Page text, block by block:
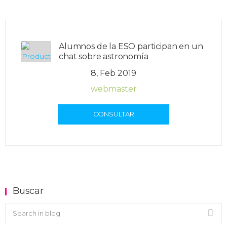
Alumnos de la ESO participan en un
chat sobre astronomía
8, Feb 2019
webmaster
CONSULTAR
Buscar
Buscar en el blog